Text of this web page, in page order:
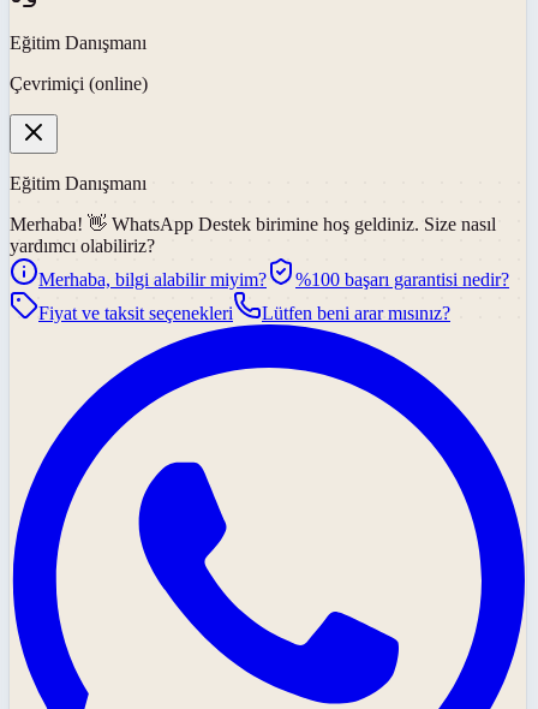
Eğitim Danışmanı
Çevrimiçi (online)
Eğitim Danışmanı
Merhaba! 👋 WhatsApp Destek birimine hoş geldiniz. Size nasıl
yardımcı olabiliriz?
Merhaba, bilgi alabilir miyim?
%100 başarı garantisi nedir?
Fiyat ve taksit seçenekleri
Lütfen beni arar mısınız?